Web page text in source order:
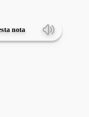
nota